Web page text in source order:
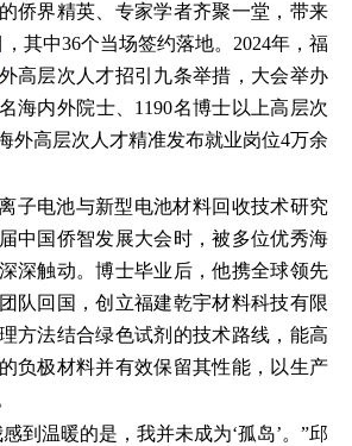
侨界精英、专家学者齐聚一堂，带来
其中36个当场签约落地。2024年，福
外高层次人才招引九条举措，大会举办
海内外院士、1190名博士以上高层次
外高层次人才精准发布就业岗位4万余
子电池与新型电池材料回收技术研究
中国侨智发展大会时，被多位优秀海
深触动。博士毕业后，他携全球领先
队回国，创立福建乾宇材料科技有限
方法结合绿色试剂的技术路线，能高
负极材料并有效保留其性能，以生产
到温暖的是，我并未成为‘孤岛’。”邱